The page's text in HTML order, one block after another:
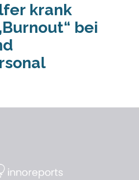
krank
bei